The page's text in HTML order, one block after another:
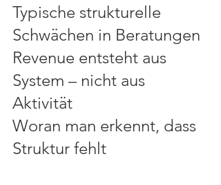
Typische strukturelle
Schwächen in Beratungen
Revenue entsteht aus
System – nicht aus
Aktivität
Woran man erkennt, dass
Struktur fehlt